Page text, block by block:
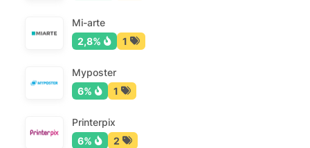
Mi-arte
2,8%
1
Myposter
6%
1
Printerpix
6%
2